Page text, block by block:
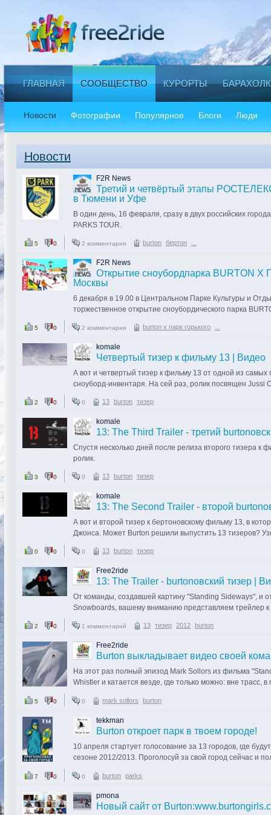
ГЛАВНАЯ СООБЩЕСТВО КУРОРТЫ
Новости Фотографии Популярное Блоги Люди
Новости
F2R News
Третий и четвёртый этапы
в Тюмени и Уфе
В один день, 16 февраля, сразу в двух российских
PARKS TOUR.
В Тюмени мероприятие примет BURTON PARK на
«Воронинские горки».
К участию в соревнованиях допускаются все
девушки (без ограничений по возрасту)..
5 0 2 комментария burton бертон
F2R News
Открытие сноубордпарка BURTON
Москвы
6 декабря в 19.00 в Центральном Парке Культуры и
торжественное открытие сноубордического парка
в центре города.
BURTON X ПАРК ГОРЬКОГО спроектирован и
специалистов и профессиональных райдеров.
что горка будет функционировать всю зиму, в отли..
5 0 2 комментария burton х парк горького
komale
Четвертый тизер к фильму 13 | Видео
А вот и четвертый тизер к фильму 13 от одной из
сноуборд-инвентаря. На сей раз, ролик посвящен Jussi
в сноубординге. До 17 сентября еще есть время, так
http://www.youtube.com/watch?v=RLgipJdn4Ss
2 0 0 13 burton тизер
komale
13: The Third Trailer - третий
Спустя несколько дней после релиза второго тизера к
ролик.
На этот раз тизер посвящен Марку МакМорису, молодой
спонсируемой вышеназванной компанией. Именно его
о влиянии друзей на успехи в сноубординге. И если
http://www.youtube.com/watch?v=gxHo6D-zmM4
Интересно, о ком будет следующий burtonовский
3 0 0 13 burton тизер
komale
13: The Second Trailer - второй
А вот и второй тизер к бертоновскому фильму 13, в
Джонса. Может Burton решили выпустить 13 тизеров?
http://www.youtube.com/watch?v=r7EhjeA_79g
Итан Дайс однажды пошутил: «Я слушаю Джереми
дольше, чем я живу». И правда, этому дядьке уже почти
так и по перилам.
Первый тизер можно увидеть здесь
0 0 0 13 burton тизер
Free2ride
13: The Trailer - burtonовский тизер |
От команды, создавшей картину "Standing Sideways", и
Snowboards, вашему вниманию представляем трейлер
http://www.youtube.com/
Выход на экраны 17 сентября.
free2ride для ВАС
2 0 1 комментарий 13 тизер 2012 burton
Free2ride
Burton выкладывает видео своей
На этот раз полный эпизод Mark Sollors из фильма
Whistler и катается везде, где только можно: вне трасс,
Кто смотрит видео на офисном компьютере, предлагаю
полную, тайком ослабить галстук и отвернуться к
вычислили... .
http://www.youtube.com/watch?v=hwzSVfVZmX4#!
free2ride
5 0 0 mark sollors burton
tekkman
Burton откроет парк в твоем городе!
10 апреля стартует голосование за 13 городов, где
сезоне 2012/2013. Проголосуй за свой город сейчас и
В России Burton серьезно взял в свои руки развитие и
продавать снаряжение для катания и показывать
любителей досочных видов спорта фотографиями с
7 0 0 burton parks
pmona
Новый сайт от